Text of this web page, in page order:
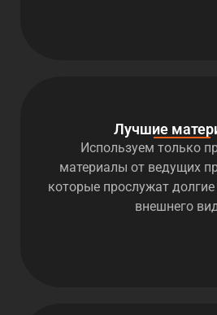
Лучшие
Используем только
материалы от ведущих
которые прослужат
внешнего